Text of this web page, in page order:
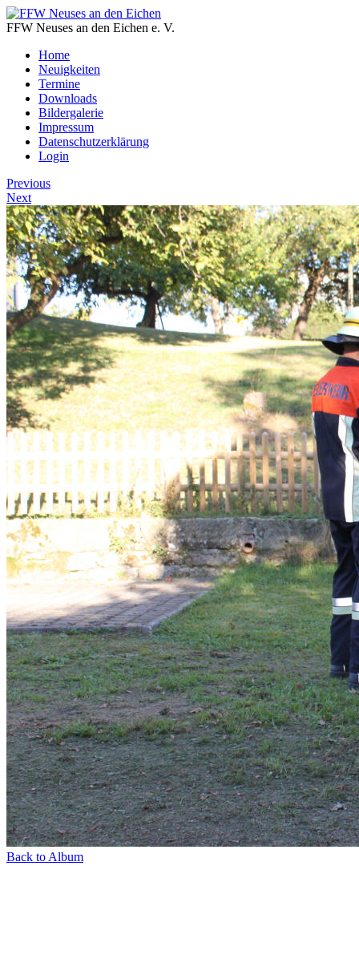
FFW Neuses an den Eichen e. V.
Home
Neuigkeiten
Termine
Downloads
Bildergalerie
Impressum
Datenschutzerklärung
Login
Previous
Next
Back to Album